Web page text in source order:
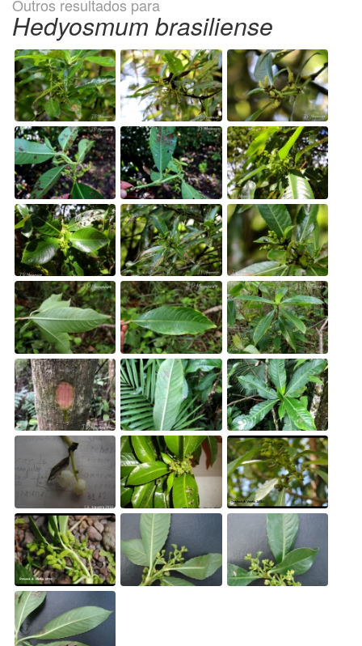
Outros resultados para
Hedyosmum brasiliense